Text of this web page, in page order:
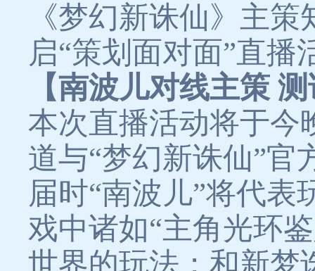
《梦幻新诛仙》主
启“策划面对面”直
【南波儿对线主策
本次直播活动将于今
道与“梦幻新诛仙”官
届时“南波儿”将代表
戏中诸如“主角光环
世界的玩法；和新梦